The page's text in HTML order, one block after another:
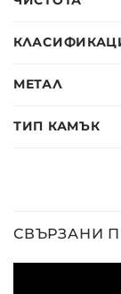
МЕТАЛ
ТИП КАМЪК
СВЪРЗАНИ